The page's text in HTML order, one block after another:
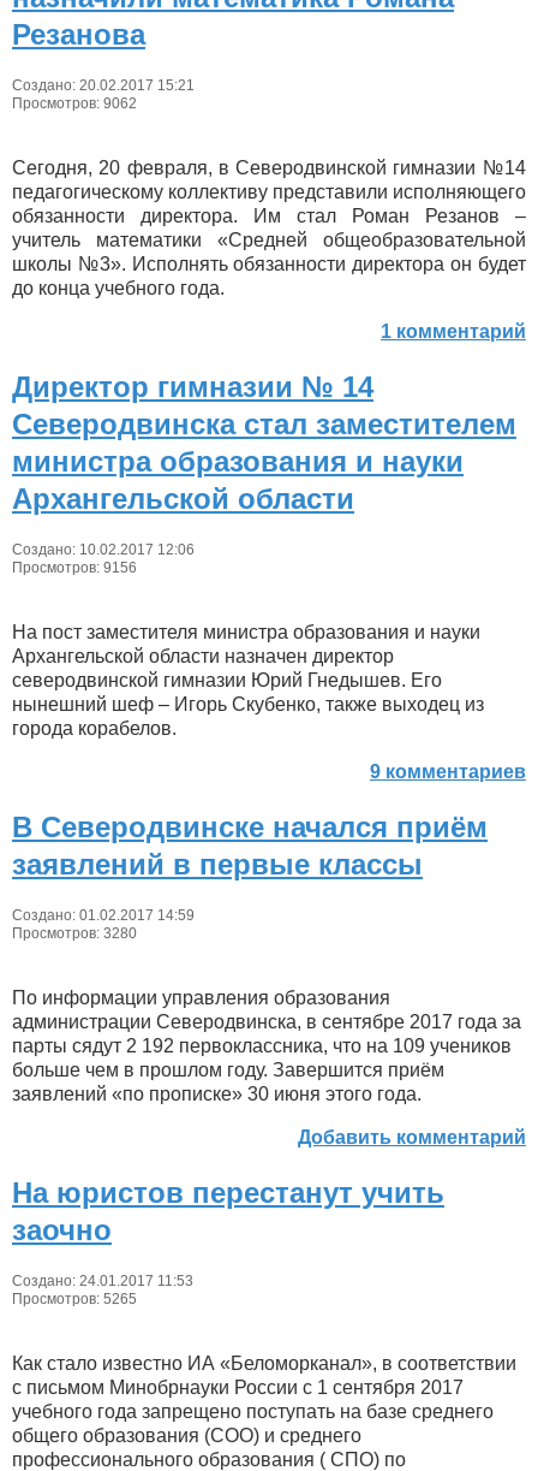
Резанова
Создано: 20.02.2017 15:21
Просмотров: 9062
Сегодня, 20 февраля, в Северодвинской гимназии №14
педагогическому коллективу представили исполняющего
обязанности директора. Им стал Роман Резанов –
учитель математики «Средней общеобразовательной
школы №3». Исполнять обязанности директора он будет
до конца учебного года.
1 комментарий
Директор гимназии № 14
Северодвинска стал заместителем
министра образования и науки
Архангельской области
Создано: 10.02.2017 12:06
Просмотров: 9156
На пост заместителя министра образования и науки
Архангельской области назначен директор
северодвинской гимназии Юрий Гнедышев. Его
нынешний шеф – Игорь Скубенко, также выходец из
города корабелов.
9 комментариев
В Северодвинске начался приём
заявлений в первые классы
Создано: 01.02.2017 14:59
Просмотров: 3280
По информации управления образования
администрации Северодвинска, в сентябре 2017 года за
парты сядут 2 192 первоклассника, что на 109 учеников
больше чем в прошлом году. Завершится приём
заявлений «по прописке» 30 июня этого года.
Добавить комментарий
На юристов перестанут учить
заочно
Создано: 24.01.2017 11:53
Просмотров: 5265
Как стало известно ИА «Беломорканал», в соответствии
с письмом Минобрнауки России с 1 сентября 2017
учебного года запрещено поступать на базе среднего
общего образования (СОО) и среднего
профессионального образования ( СПО) по